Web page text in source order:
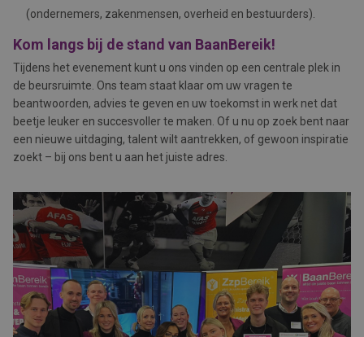
(ondernemers, zakenmensen, overheid en bestuurders).
Kom langs bij de stand van BaanBereik!
Tijdens het evenement kunt u ons vinden op een centrale plek in
de beursruimte. Ons team staat klaar om uw vragen te
beantwoorden, advies te geven en uw toekomst in werk net dat
beetje leuker en succesvoller te maken. Of u nu op zoek bent naar
een nieuwe uitdaging, talent wilt aantrekken, of gewoon inspiratie
zoekt – bij ons bent u aan het juiste adres.